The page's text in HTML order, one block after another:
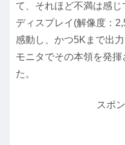
て、それほど不満は感
ディスプレイ(解像度：
感動し、かつ5Kまで出
モニタでその本領を発
た。
スポ